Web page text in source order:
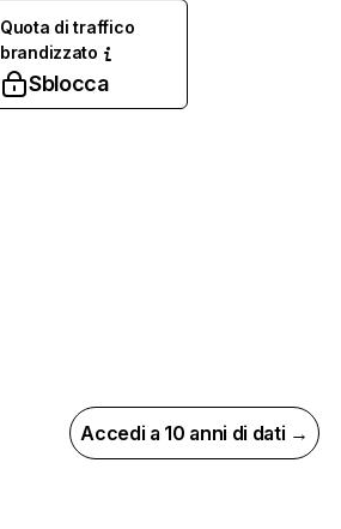
Quota di traffico
brandizzato
Sblocca
Accedi a 10 anni di dati →